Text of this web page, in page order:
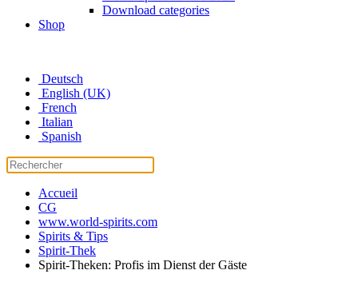
Download categories
Shop
Deutsch
English (UK)
French
Italian
Spanish
Accueil
CG
www.world-spirits.com
Spirits & Tips
Spirit-Thek
Spirit-Theken: Profis im Dienst der Gäste